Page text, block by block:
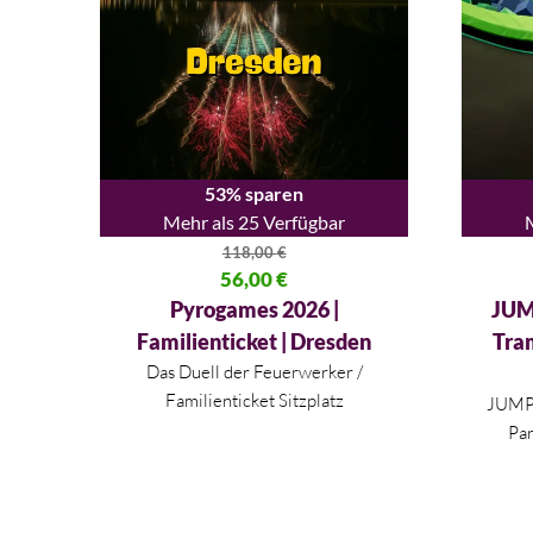
53% sparen
Mehr als 25 Verfügbar
118,00€
Ursprünglicher Preis war: 118,00 €
56,00€
Aktueller Preis ist: 56,00 €.
Pyrogames 2026 |
Familienticket | Dresden
Das Duell der Feuerwerker /
Familienticket Sitzplatz